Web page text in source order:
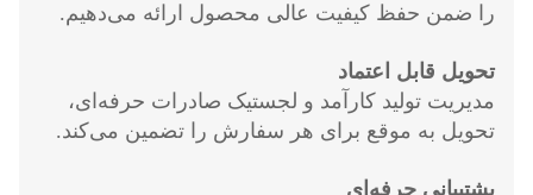
را ضمن حفظ کیفیت عالی محصول ارائه می‌دهیم.
تحویل قابل اعتماد
مدیریت تولید کارآمد و لجستیک صادرات حرفه‌ای،
تحویل به موقع برای هر سفارش را تضمین می‌کند.
پشتیبانی حرفه‌ای